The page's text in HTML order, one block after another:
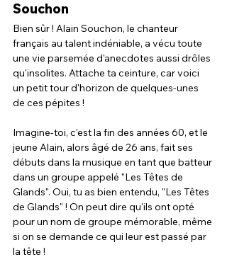
Souchon
Bien sûr ! Alain Souchon, le chanteur
français au talent indéniable, a vécu toute
une vie parsemée d'anecdotes aussi drôles
qu'insolites. Attache ta ceinture, car voici
un petit tour d'horizon de quelques-unes
de ces pépites !
Imagine-toi, c'est la fin des années 60, et le
jeune Alain, alors âgé de 26 ans, fait ses
débuts dans la musique en tant que batteur
dans un groupe appelé "Les Têtes de
Glands". Oui, tu as bien entendu, "Les Têtes
de Glands" ! On peut dire qu'ils ont opté
pour un nom de groupe mémorable, même
si on se demande ce qui leur est passé par
la tête !